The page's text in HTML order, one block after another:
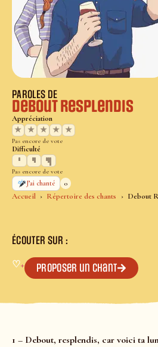
Accueil Répertoire des chants Debout
PAROLES DE
Debout Resplendis
Appréciation
★
★ ★ ★ ★
Pas encore de vote
Difficulté
Pas encore de vote
J’ai chanté
0
ÉCOUTER SUR :
♡+ Proposer un chant
1 – Debout, resplendis, car voici ta